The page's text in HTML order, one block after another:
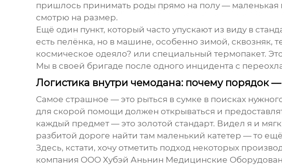
пришлось принимать роды прямо на полу — маленькая
смотрю на размер.
Ещё один пункт, который часто упускают из виду в
есть пелёнка, но в машине, особенно зимой, сквозняк,
космическое одеяло? или специальный термопакет.
Мы в своей бригаде после одного инцидента с
Логистика внутри чемодана: почему порядок —
Самое страшное — это рыться в сумке в поисках
для скорой помощи должен открываться и
каждый предмет — это золотой стандарт. Видел я и
разбитой дороге найти там маленький катетер — то
Здесь, кстати, хочу отметить подход некоторых
компания ООО Хубэй Аньнин Медицинские